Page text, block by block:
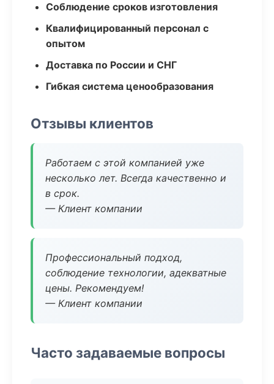
Соблюдение сроков изготовления
Квалифицированный персонал с
опытом
Доставка по России и СНГ
Гибкая система ценообразования
Отзывы клиентов
Работаем с этой компанией уже
несколько лет. Всегда качественно и
в срок.
— Клиент компании
Профессиональный подход,
соблюдение технологии, адекватные
цены. Рекомендуем!
— Клиент компании
Часто задаваемые вопросы